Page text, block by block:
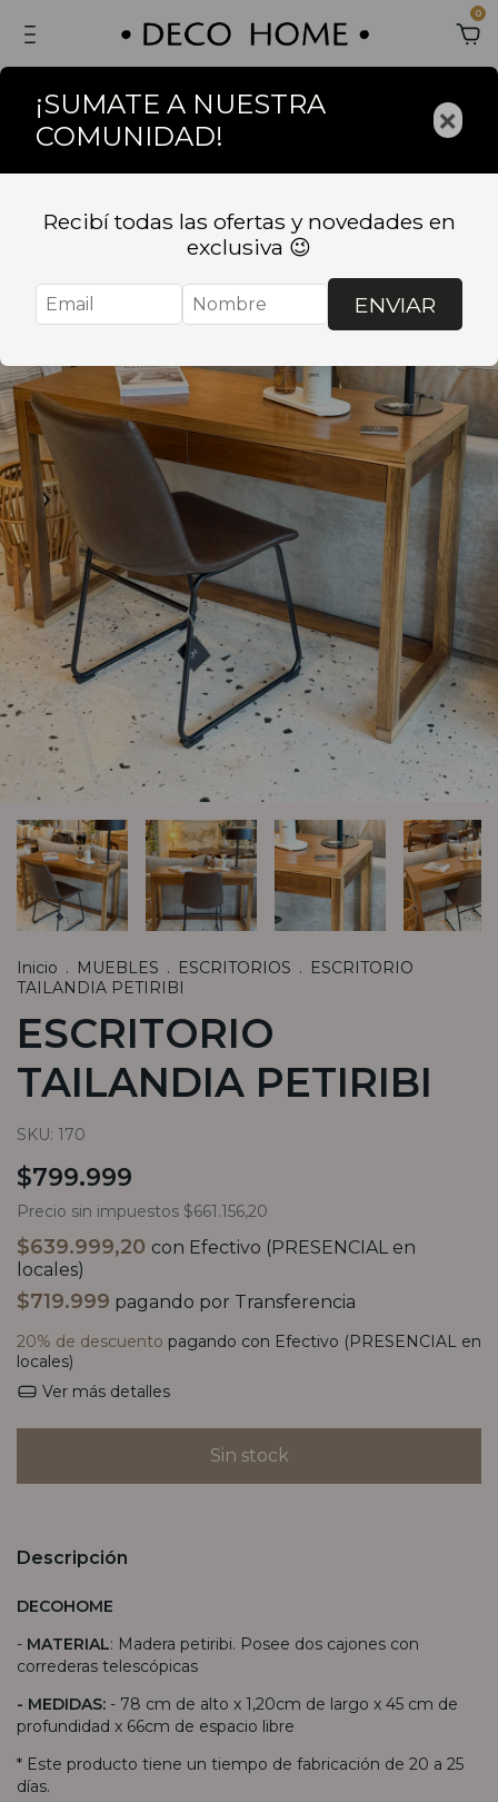
0
Sin stock
Inicio . MUEBLES . ESCRITORIOS . ESCRITORIO
TAILANDIA PETIRIBI
ESCRITORIO
TAILANDIA PETIRIBI
SKU: 170
$799.999
Precio sin impuestos $661.156,20
$639.999,20 con Efectivo (PRESENCIAL en
locales)
$719.999 pagando por Transferencia
20% de descuento pagando con Efectivo (PRESENCIAL en
locales)
Ver más detalles
Descripción
DECOHOME
- MATERIAL: Madera petiribi. Posee dos cajones con
correderas telescópicas
- MEDIDAS: - 78 cm de alto x 1,20cm de largo x 45 cm de
profundidad x 66cm de espacio libre
* Este producto tiene un tiempo de fabricación de 20 a 25
días.
¡SUMATE A NUESTRA
COMUNIDAD!
×
Recibí todas las ofertas y novedades en
exclusiva 😉
ENVIAR